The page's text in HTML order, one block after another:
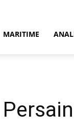
MARITIME